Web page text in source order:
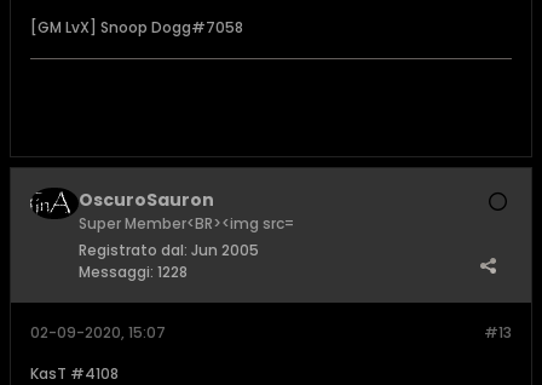
[GM LvX] Snoop Dogg#7058
OscuroSauron
Super Member<BR><img src=
Registrato dal: Jun 2005
Messaggi: 1228
#13
02-09-2020, 15:07
KasT #4108